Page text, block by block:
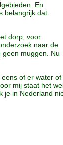
En
belangrijk dat
dorp, voor
naar de
geen muggen. Nu
of er water of
mij staat het
je in Nederland